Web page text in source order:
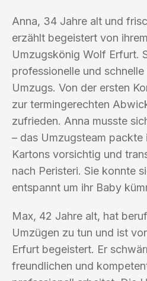
Anna, 34 Jahre alt und
erzählt begeistert von
Umzugskönig Wolf Erfurt.
professionelle und
Umzugs. Von der ersten
zur termingerechten
zufrieden. Anna musste
– das Umzugsteam packte
Kartons vorsichtig und
nach Peristeri. Sie konnte
entspannt um ihr Baby
Max, 42 Jahre alt, hat
Umzügen zu tun und ist
Erfurt begeistert. Er
freundlichen und